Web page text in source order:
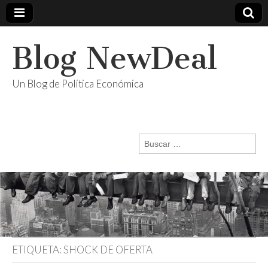
Blog NewDeal
Un Blog de Política Económica
Buscar:
ETIQUETA:SHOCK DE OFERTA